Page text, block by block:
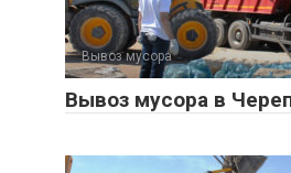
Вывоз мусора
Вывоз мусора в